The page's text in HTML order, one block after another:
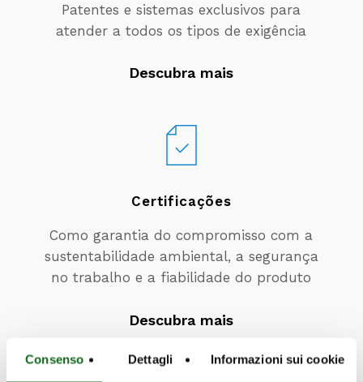
Consenso Dettagli Informazioni sui cookie
Patentes e sistemas exclusivos para
atender a todos os tipos de exigência
Descubra mais
Certificações
Como garantia do compromisso com a
sustentabilidade ambiental, a segurança
no trabalho e a fiabilidade do produto
Descubra mais